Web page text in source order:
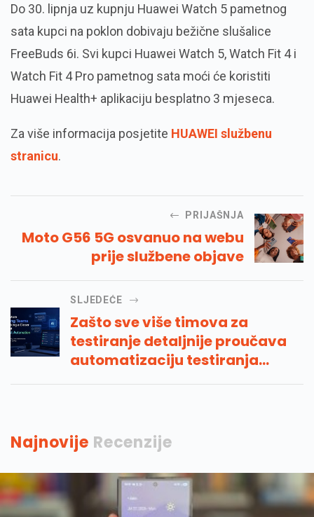
Do 30. lipnja uz kupnju Huawei Watch 5 pametnog
sata kupci na poklon dobivaju bežične slušalice
FreeBuds 6i. Svi kupci Huawei Watch 5, Watch Fit 4 i
Watch Fit 4 Pro pametnog sata moći će koristiti
Huawei Health+ aplikaciju besplatno 3 mjeseca.
Za više informacija posjetite HUAWEI službenu
stranicu.
PRIJAŠNJA
Moto G56 5G osvanuo na webu
prije službene objave
SLJEDEĆE
Zašto sve više timova za
testiranje detaljnije proučava
automatizaciju testiranja
umjetne inteligencije
Najnovije Recenzije